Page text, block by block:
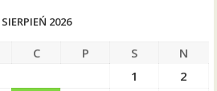
SIERPIEŃ 2026
C P S
N
1
2